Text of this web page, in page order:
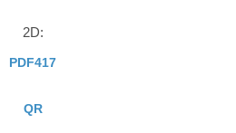
2D:
PDF417
QR